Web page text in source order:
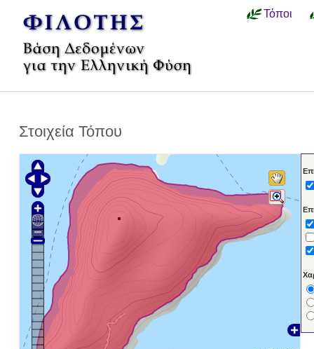
Τόποι
Στοιχεία Τόπου